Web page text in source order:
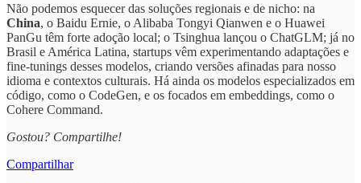
Não podemos esquecer das soluções regionais e de nicho: na
China, o Baidu Ernie, o Alibaba Tongyi Qianwen e o Huawei
PanGu têm forte adoção local; o Tsinghua lançou o ChatGLM; já no
Brasil e América Latina, startups vêm experimentando adaptações e
fine-tunings desses modelos, criando versões afinadas para nosso
idioma e contextos culturais. Há ainda os modelos especializados em
código, como o CodeGen, e os focados em embeddings, como o
Cohere Command.
Gostou? Compartilhe!
Compartilhar